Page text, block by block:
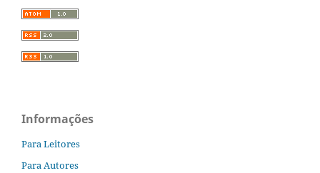
Informações
Para Leitores
Para Autores